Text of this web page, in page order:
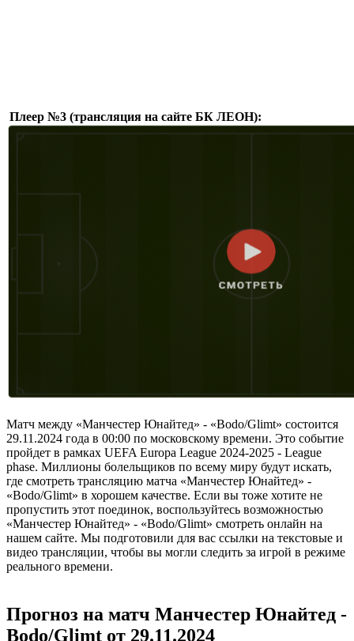
Плеер №3 (трансляция на сайте БК ЛЕОН):
Матч между «Манчестер Юнайтед» - «Bodo/Glimt» состоится
29.11.2024 года в 00:00 по московскому времени. Это событие
пройдет в рамках UEFA Europa League 2024-2025 - League
phase. Миллионы болельщиков по всему миру будут искать,
где смотреть трансляцию матча «Манчестер Юнайтед» -
«Bodo/Glimt» в хорошем качестве. Если вы тоже хотите не
пропустить этот поединок, воспользуйтесь возможностью
«Манчестер Юнайтед» - «Bodo/Glimt» смотреть онлайн на
нашем сайте. Мы подготовили для вас ссылки на текстовые и
видео трансляции, чтобы вы могли следить за игрой в режиме
реального времени.
Прогноз на матч Манчестер Юнайтед -
Bodo/Glimt от 29.11.2024